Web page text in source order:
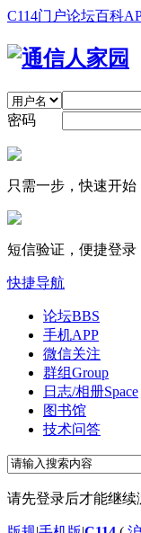
C114门户论坛百科
密码
只需一步，快速开始
短信验证，便捷登录
快捷导航
论坛BBS
手机APP
微信关注
群组Group
日志/相册Space
图书馆
技术问答
请先登录后才能继续